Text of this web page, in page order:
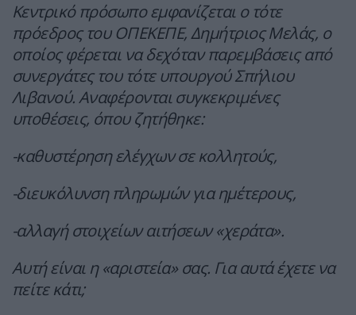
Κεντρικό πρόσωπο εμφανίζεται ο τότε
πρόεδρος του ΟΠΕΚΕΠΕ, Δημήτριος Μελάς, ο
οποίος φέρεται να δεχόταν παρεμβάσεις από
συνεργάτες του τότε υπουργού Σπήλιου
Λιβανού. Αναφέρονται συγκεκριμένες
υποθέσεις, όπου ζητήθηκε:
-καθυστέρηση ελέγχων σε κολλητούς,
-διευκόλυνση πληρωμών για ημέτερους,
-αλλαγή στοιχείων αιτήσεων «χεράτα».
Αυτή είναι η «αριστεία» σας. Για αυτά έχετε να
πείτε κάτι;